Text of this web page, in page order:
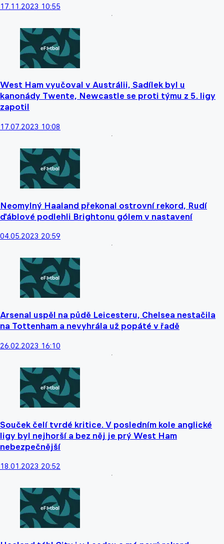
17.11.2023 10:55
West Ham vyučoval v Austrálii, Sadílek byl u
kanonády Twente, Newcastle se proti týmu z 5. ligy
zapotil
17.07.2023 10:08
Neomylný Haaland překonal ostrovní rekord, Rudí
ďáblové podlehli Brightonu gólem v nastavení
04.05.2023 20:59
Arsenal uspěl na půdě Leicesteru, Chelsea nestačila
na Tottenham a nevyhrála už popáté v řadě
26.02.2023 16:10
Souček čelí tvrdé kritice. V posledním kole anglické
ligy byl nejhorší a bez něj je prý West Ham
nebezpečnější
18.01.2023 20:52